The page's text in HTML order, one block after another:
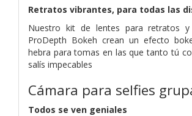
Retratos vibrantes, para todas las
Nuestro kit de lentes para retratos
ProDepth Bokeh crean un efecto
hebra para tomas en las que tanto tú
salís impecables
Cámara para selfies
Todos se ven geniales